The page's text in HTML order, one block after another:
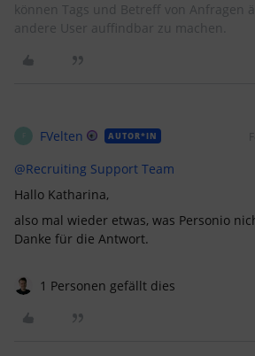
können Tags und Betreff von Anfragen
andere User auffindbar zu machen.
FVelten AUTOR*IN
@Recruiting Support Team
Hallo Katharina,
also mal wieder etwas, was Personio
Danke für die Antwort.
1 Personen gefällt dies